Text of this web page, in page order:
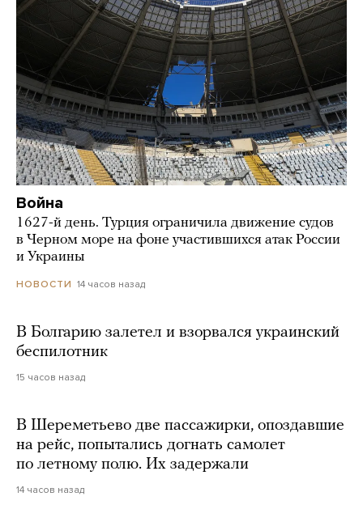
Война
1627-й день. Турция ограничила движение судов
в Черном море на фоне участившихся атак России
и Украины
НОВОСТИ 14 часов назад
В Болгарию залетел и взорвался украинский
беспилотник
15 часов назад
В Шереметьево две пассажирки, опоздавшие
на рейс, попытались догнать самолет
по летному полю. Их задержали
14 часов назад